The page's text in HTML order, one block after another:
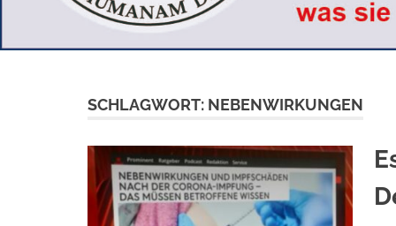
SCHLAGWORT: NEBENWIRKUNGEN